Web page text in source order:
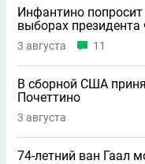
Инфантино
выборах
3 августа 11
В сборной США
Почеттино
3 августа
74-летний ван Гаал